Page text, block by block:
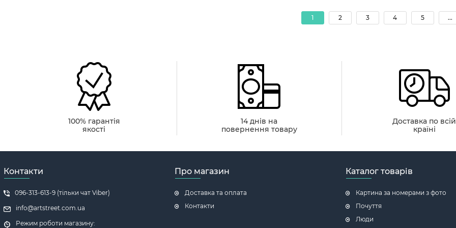
1 2 3 4 5 ...
100% гарантія
якості
14 днів на
повернення товару
Доставка по всій
країні
Контакти
096-313-613-9 (тільки чат Viber)
info@artstreet.com.ua
Режим роботи магазину:
Про магазин
Доставка та оплата
Контакти
Каталог товарів
Картина за номерами з фото
Почуття
Люди